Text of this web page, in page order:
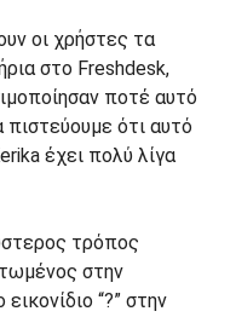
οι χρήστες τα
στο Freshdesk,
ποτέ αυτό
ότι αυτό
έχει πολύ λίγα
τρόπος
στην
“?” στην